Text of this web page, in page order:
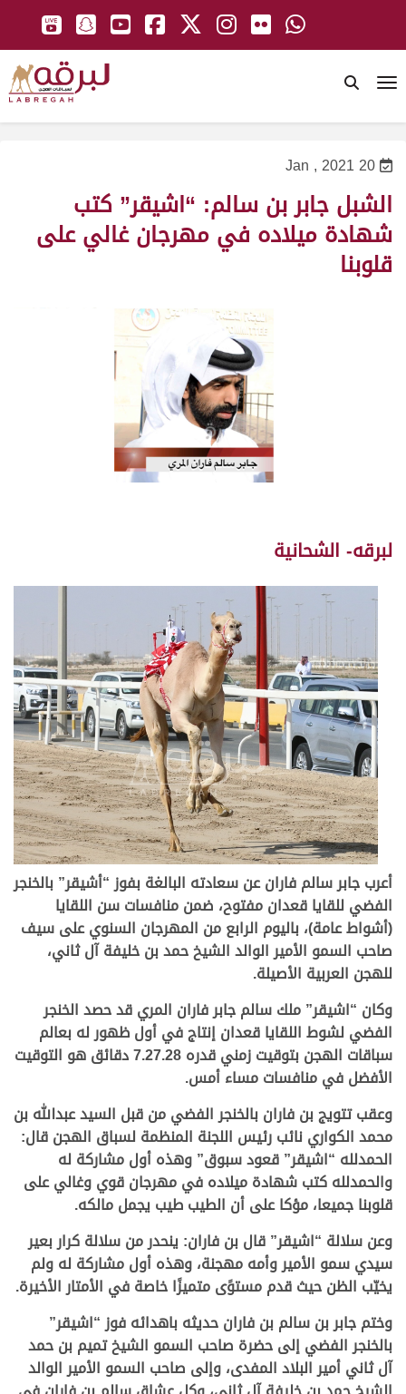
20 Jan , 2021
الشبل جابر بن سالم: “اشيقر” كتب
شهادة ميلاده في مهرجان غالي على
قلوبنا
لبرقه- الشحانية
أعرب جابر سالم فاران عن سعادته البالغة بفوز “أشيقر” بالخنجر
الفضي للقايا قعدان مفتوح، ضمن منافسات سن اللقايا
(أشواط عامة)، باليوم الرابع من المهرجان السنوي على سيف
صاحب السمو الأمير الوالد الشيخ حمد بن خليفة آل ثاني،
للهجن العربية الأصيلة.
وكان “اشيقر” ملك سالم جابر فاران المري قد حصد الخنجر
الفضي لشوط اللقايا قعدان إنتاج في أول ظهور له بعالم
سباقات الهجن بتوقيت زمني قدره 7.27.28 دقائق هو التوقيت
الأفضل في منافسات مساء أمس.
وعقب تتويج بن فاران بالخنجر الفضي من قبل السيد عبدالله بن
محمد الكواري نائب رئيس اللجنة المنظمة لسباق الهجن قال:
الحمدلله “اشيقر” قعود سبوق” وهذه أول مشاركة له
والحمدلله كتب شهادة ميلاده في مهرجان قوي وغالي على
قلوبنا جميعا، مؤكا على أن الطيب طيب يجمل مالكه.
وعن سلالة “اشيقر” قال بن فاران: ينحدر من سلالة كرار بعير
سيدي سمو الأمير وأمه مهجنة، وهذه أول مشاركة له ولم
يخيّب الظن حيث قدم مستوًى متميزًا خاصة في الأمتار الأخيرة.
وختم جابر بن سالم بن فاران حديثه باهدائه فوز “اشيقر”
بالخنجر الفضي إلى حضرة صاحب السمو الشيخ تميم بن حمد
آل ثاني أمير البلاد المفدى، وإلى صاحب السمو الأمير الوالد